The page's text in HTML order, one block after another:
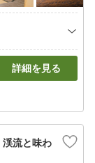
詳細を見る
渓流と味わ